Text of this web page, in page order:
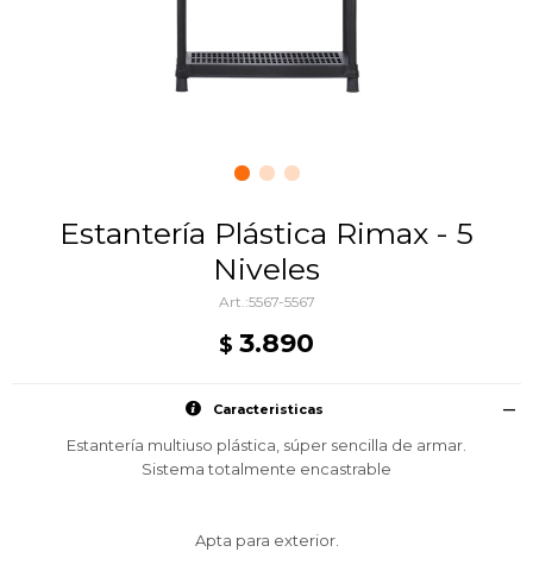
Estantería Plástica Rimax - 5
Niveles
5567-5567
$ 3.890
Caracteristicas
Estantería multiuso plástica, súper sencilla de armar.
Sistema totalmente encastrable
Apta para exterior.